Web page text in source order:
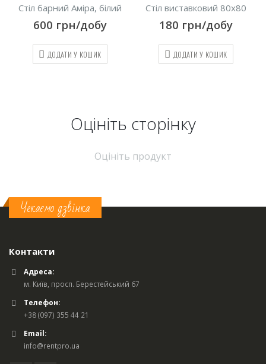
Стіл виставковий 80х80
180грн/добу
ДОДАТИ У КОШИК
Стіл виставковий Аміра
1400грн/добу
ДОДАТИ У КОШИК
Оцініть cторінку
Оцініть продукт
Чекаємо дзвінка
Контакти
Адреса:
м. Київ, просп. Берестейський 67
Телефон:
+38 (097) 355 44 21
Email:
info@rentpro.ua